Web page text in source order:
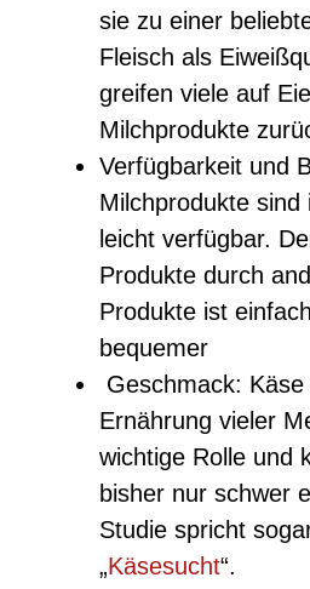
sie zu einer
Fleisch als
greifen viele auf
Milchprodukte
Verfügbarkeit und
Milchprodukte sind
leicht verfügbar.
Produkte durch
Produkte ist
bequemer
Geschmack:
Ernährung vieler
wichtige Rolle und
bisher nur schwer
Studie spricht
„Käsesucht“.